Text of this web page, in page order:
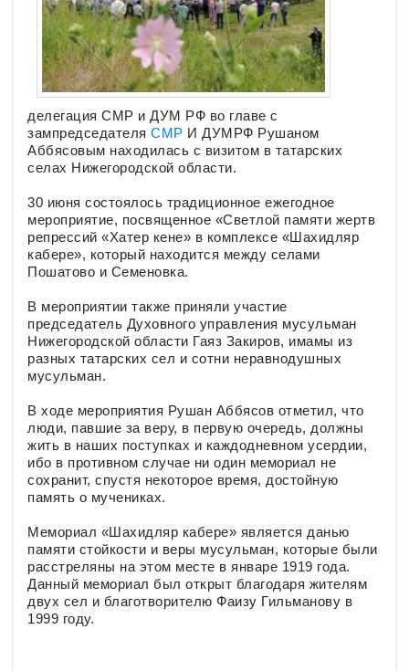
делегация СМР и ДУМ РФ во главе с
зампредседателя СМР И ДУМРФ Рушаном
Аббясовым находилась с визитом в татарских
селах Нижегородской области.
30 июня состоялось традиционное ежегодное
мероприятие, посвященное «Светлой памяти жертв
репрессий «Хатер кене» в комплексе «Шахидляр
кабере», который находится между селами
Пошатово и Семеновка.
В мероприятии также приняли участие
председатель Духовного управления мусульман
Нижегородской области Гаяз Закиров, имамы из
разных татарских сел и сотни неравнодушных
мусульман.
В ходе мероприятия Рушан Аббясов отметил, что
люди, павшие за веру, в первую очередь, должны
жить в наших поступках и каждодневном усердии,
ибо в противном случае ни один мемориал не
сохранит, спустя некоторое время, достойную
память о мучениках.
Мемориал «Шахидляр кабере» является данью
памяти стойкости и веры мусульман, которые были
расстреляны на этом месте в январе 1919 года.
Данный мемориал был открыт благодаря жителям
двух сел и благотворителю Фаизу Гильманову в
1999 году.